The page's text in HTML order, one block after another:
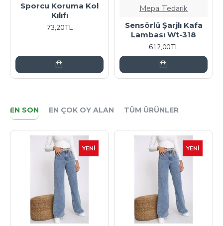
Kol
Mepa Tedarik
Sensörlü Şarjlı Kafa
Lambası Wt-318
Mepa
Süper
Lambası
EN SON EN ÇOK OY ALAN TÜM ÜRÜNLER